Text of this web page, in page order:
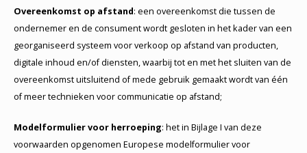
Overeenkomst op afstand: een overeenkomst die tussen de
ondernemer en de consument wordt gesloten in het kader van een
georganiseerd systeem voor verkoop op afstand van producten,
digitale inhoud en/of diensten, waarbij tot en met het sluiten van de
overeenkomst uitsluitend of mede gebruik gemaakt wordt van één
of meer technieken voor communicatie op afstand;
Modelformulier voor herroeping: het in Bijlage I van deze
voorwaarden opgenomen Europese modelformulier voor